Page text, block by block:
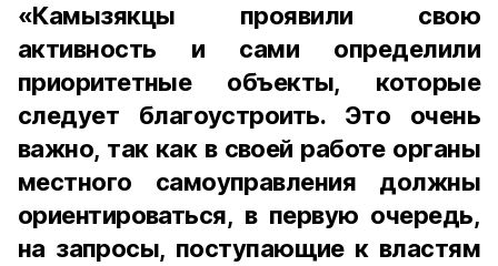
«Камызякцы проявили свою
активность и сами определили
приоритетные объекты, которые
следует благоустроить. Это очень
важно, так как в своей работе органы
местного самоуправления должны
ориентироваться, в первую очередь,
на запросы, поступающие к властям